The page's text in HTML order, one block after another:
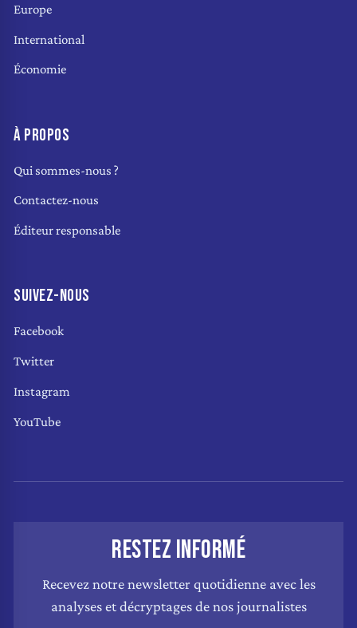
Europe
International
Économie
À PROPOS
Qui sommes-nous ?
Contactez-nous
Éditeur responsable
SUIVEZ-NOUS
Facebook
Twitter
Instagram
YouTube
RESTEZ INFORMÉ
Recevez notre newsletter quotidienne avec les
analyses et décryptages de nos journalistes